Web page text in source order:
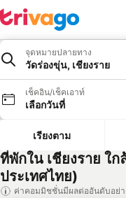
จุดหมายปลายทาง
วัดร่องขุ่น, เชียงราย
เช็คอิน/เช็คเอาท์
เลือกวันที่
เรียงตาม
ที่พักใน เชียงราย ใ
ประเทศไทย)
ค่าคอมมิชชั่นมีผลต่ออันดับอย่า